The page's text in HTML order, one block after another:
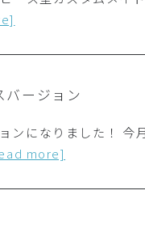
ージョン
ンになりました！ 今
more]